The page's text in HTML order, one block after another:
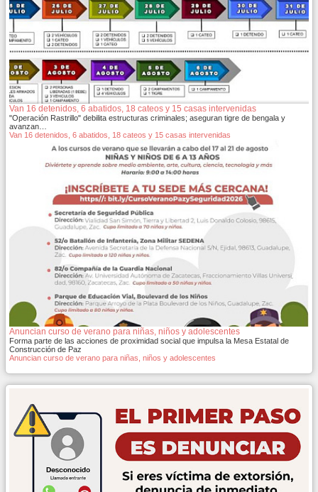
Van 16 detenidos, 6 abatidos, 18 cateos y 15 casas intervenidas
"Operación Rastrillo" debilita estructuras criminales; aseguran tigre de bengala y
avanzan…
Van 16 detenidos, 6 abatidos, 18 cateos y 15 casas intervenidas
Anuncian curso de verano para niñas, niños y adolescentes
Forma parte de las acciones de proximidad social que impulsa la Mesa Estatal de
Construcción de Paz
Anuncian curso de verano para niñas, niños y adolescentes